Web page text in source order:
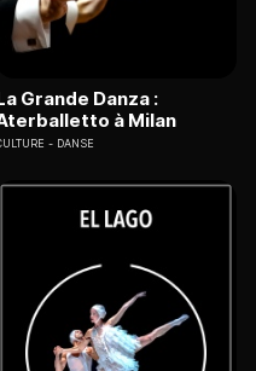
Grande Danza :
à Milan
DANSE